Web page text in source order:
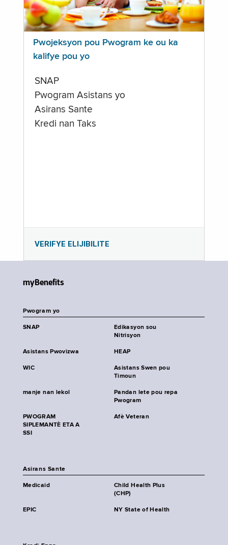
Pwojeksyon pou Pwogram ke ou ka
kalifye pou yo
SNAP
Pwogram Asistans yo
Asirans Sante
Kredi nan Taks
VERIFYE ELIJIBILITE
myBenefits
Pwogram yo
SNAP
Edikasyon sou
Nitrisyon
Asistans Pwovizwa HEAP
WIC
Asistans Swen pou
Timoun
manje nan lekol
Pandan lete pou repa
Pwogram
PWOGRAM
SIPLEMANTÈ ETA A
SSI
Afè Veteran
Asirans Sante
Medicaid
Child Health Plus
(CHP)
EPIC NY State of Health